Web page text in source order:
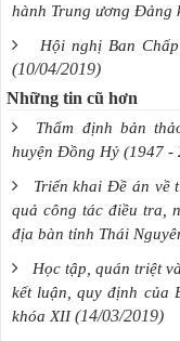
hành Trung ương Đảng
Hội nghị Ban
(10/04/2019)
Những tin cũ hơn
Thẩm định bản
huyện Đồng Hỷ (1947 -
Triển khai Đề án về
quả công tác điều tra,
địa bàn tỉnh Thái
Học tập, quán triệt
kết luận, quy định của
khóa XII (14/03/2019)